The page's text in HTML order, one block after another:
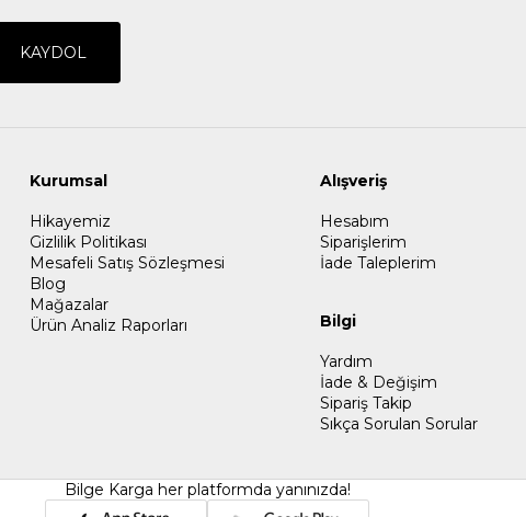
KAYDOL
Kurumsal
Hikayemiz
Gizlilik Politikası
Mesafeli Satış Sözleşmesi
Blog
Mağazalar
Ürün Analiz Raporları
Alışveriş
Hesabım
Siparişlerim
İade Taleplerim
Bilgi
Yardım
İade & Değişim
Sipariş Takip
Sıkça Sorulan Sorular
Bilge Karga her platformda yanınızda!